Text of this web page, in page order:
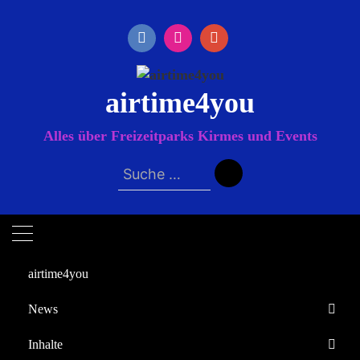
airtime4you
Alles über Freizeitparks Kirmes und Events
Suche
nach:
airtime4you
News
Europa-Park
Inhalte
Startseite